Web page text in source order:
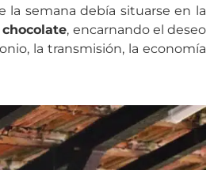
la semana debía situarse en la
, encarnando el deseo
la transmisión, la economía